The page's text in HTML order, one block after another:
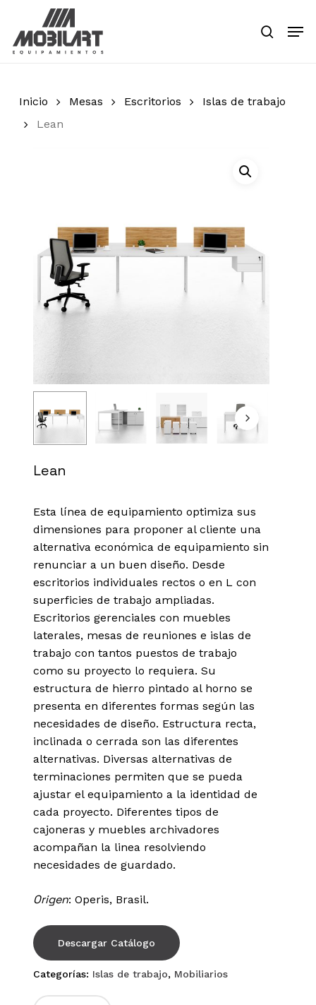
main
search
Inicio Mesas Escritorios
Islas de trabajo
Lean
Lean
Esta línea de equipamiento optimiza sus
dimensiones para proponer al cliente una
alternativa económica de equipamiento sin
renunciar a un buen diseño. Desde
escritorios individuales rectos o en L con
superficies de trabajo ampliadas.
Escritorios gerenciales con muebles
laterales, mesas de reuniones e islas de
trabajo con tantos puestos de trabajo
como su proyecto lo requiera. Su
estructura de hierro pintado al horno se
presenta en diferentes formas según las
necesidades de diseño. Estructura recta,
inclinada o cerrada son las diferentes
alternativas. Diversas alternativas de
terminaciones permiten que se pueda
ajustar el equipamiento a la identidad de
cada proyecto. Diferentes tipos de
cajoneras y muebles archivadores
acompañan la linea resolviendo
necesidades de guardado.
Origen: Operis, Brasil.
Descargar Catálogo
Categorías: Islas de trabajo, Mobiliarios